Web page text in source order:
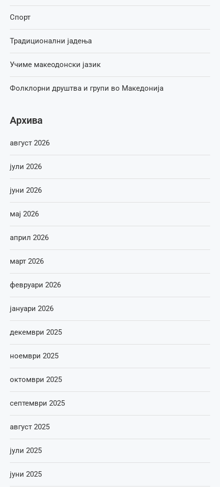
Спорт
Традиционални јадења
Учиме макеодонски јазик
Фолклорни друштва и групи во Македонија
Архива
август 2026
јули 2026
јуни 2026
мај 2026
април 2026
март 2026
февруари 2026
јануари 2026
декември 2025
ноември 2025
октомври 2025
септември 2025
август 2025
јули 2025
јуни 2025